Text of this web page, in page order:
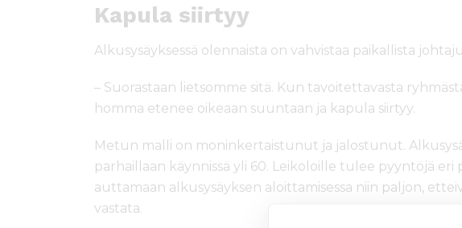
Kapula siirtyy
Alkusysäyksessä olennaista on vahvistaa paikallista
– Suorastaan lietsomme sitä. Kun tavoitettavasta
homma etenee oikeaan suuntaan ja kapula siirtyy.
Metun malli on moninkertaistunut ja jalostunut.
parhaillaan käynnissä yli 60. Leikoloille tulee pyyntöjä
auttamaan alkusysäyksen aloittamisessa niin paljon,
vastata.